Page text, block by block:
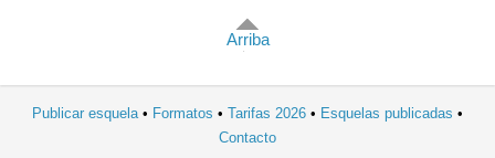
Arriba
Publicar esquela Formatos Tarifas 2026
Esquelas publicadas
Contacto